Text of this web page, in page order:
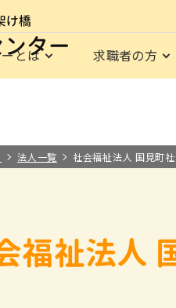
とは
お取扱
求職者の方
法人一覧 社会福祉法人 国見町
福祉法人